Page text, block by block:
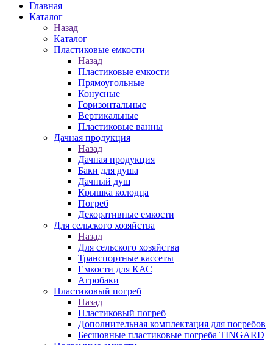
Главная
Каталог
Назад
Каталог
Пластиковые емкости
Назад
Пластиковые емкости
Прямоугольные
Конусные
Горизонтальные
Вертикальные
Пластиковые ванны
Дачная продукция
Назад
Дачная продукция
Баки для душа
Дачный душ
Крышка колодца
Погреб
Декоративные емкости
Для сельского хозяйства
Назад
Для сельского хозяйства
Транспортные кассеты
Емкости для КАС
Агробаки
Пластиковый погреб
Назад
Пластиковый погреб
Дополнительная комплектация для погребов
Бесшовные пластиковые погреба TINGARD